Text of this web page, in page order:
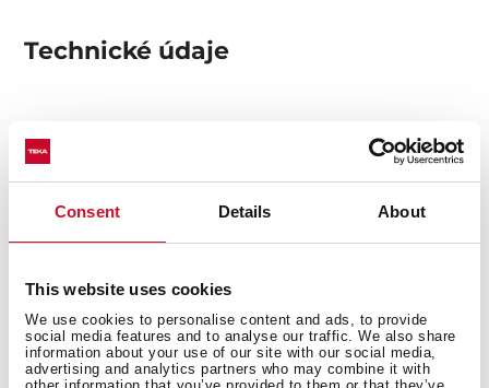
Consent Details About
This website uses cookies
We use cookies to personalise content and ads, to provide
social media features and to analyse our traffic. We also share
information about your use of our site with our social media,
advertising and analytics partners who may combine it with
other information that you’ve provided to them or that they’ve
Technické údaje
Náhradní uhlíkový filtr pro recirkulaci vzduchu
Mohlo by se vám líbit